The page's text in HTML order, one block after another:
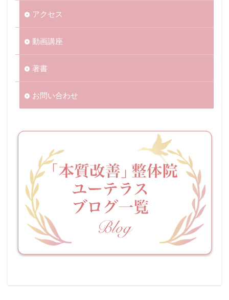
アクセス
動画講座
著書
お問い合わせ